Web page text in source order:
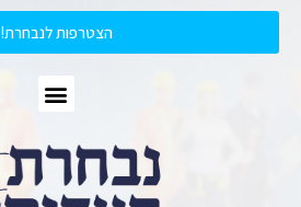
הצטרפות לנבחרת!